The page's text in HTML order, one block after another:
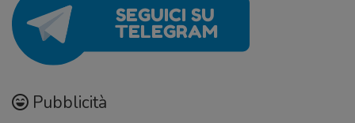
Pubblicità